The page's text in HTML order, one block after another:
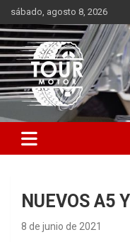
Saltar
al
contenido
sábado, agosto 8, 2026
Tour Motor
Plataforma de
NUEVOS A5
8 de junio de 2021